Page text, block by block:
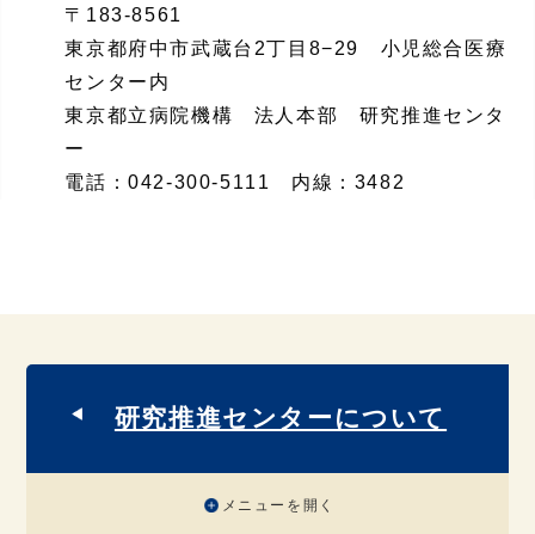
〒183-8561
東京都府中市武蔵台2丁目8−29 小児総合医療
センター内
東京都立病院機構 法人本部 研究推進センタ
ー
電話：042-300-5111 内線：3482
研究推進センターについて
メニューを開く